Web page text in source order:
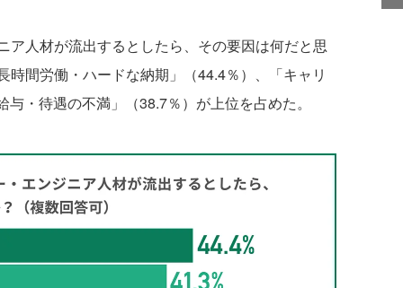
人材が流出するとしたら、その要因は何だと思
間労働・ハードな納期」（44.4％）、「キャリ
・待遇の不満」（38.7％）が上位を占めた。